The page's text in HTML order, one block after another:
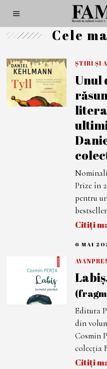
Cele
ȘTIRI ȘI
Unul
Prize în
pentru
Citiți
6 MAI
Editura
din
Cosmin
colecția
Citiți